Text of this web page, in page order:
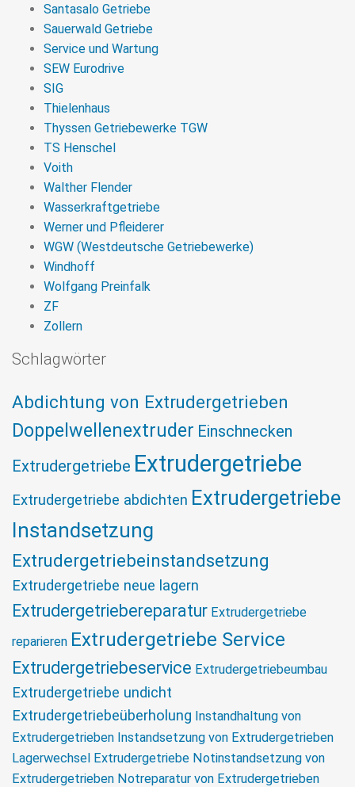
Santasalo Getriebe
Sauerwald Getriebe
Service und Wartung
SEW Eurodrive
SIG
Thielenhaus
Thyssen Getriebewerke TGW
TS Henschel
Voith
Walther Flender
Wasserkraftgetriebe
Werner und Pfleiderer
WGW (Westdeutsche Getriebewerke)
Windhoff
Wolfgang Preinfalk
ZF
Zollern
Schlagwörter
Abdichtung von Extrudergetrieben
Doppelwellenextruder Einschnecken
Extrudergetriebe Extrudergetriebe
Extrudergetriebe abdichten Extrudergetriebe
Instandsetzung
Extrudergetriebeinstandsetzung
Extrudergetriebe neue lagern
Extrudergetriebereparatur Extrudergetriebe
reparieren Extrudergetriebe Service
Extrudergetriebeservice Extrudergetriebeumbau
Extrudergetriebe undicht
Extrudergetriebeüberholung Instandhaltung von
Extrudergetrieben Instandsetzung von Extrudergetrieben
Lagerwechsel Extrudergetriebe Notinstandsetzung von
Extrudergetrieben Notreparatur von Extrudergetrieben